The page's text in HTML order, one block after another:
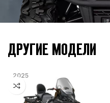
ДРУГИЕ МОДЕЛИ
2025